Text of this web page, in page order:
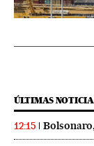
ÚLTIMAS
12:15